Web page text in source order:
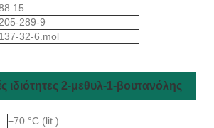
205-289-9
137-32-6.mol
ιδιότητες 2-μεθυλ-1-βουτανόλης
−70 °C (lit.)